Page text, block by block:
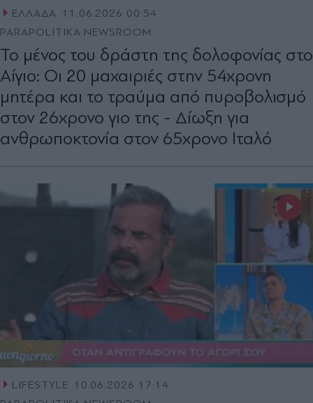
ΕΛΛΑΔΑ
11.06.2026 00:54
PARAPOLITIKA NEWSROOM
Το μένος του δράστη της δολοφονίας στο
Αίγιο: Οι 20 μαχαιριές στην 54χρονη
μητέρα και το τραύμα από πυροβολισμό
στον 26χρονο γιο της - Δίωξη για
ανθρωποκτονία στον 65χρονο Ιταλό
LIFESTYLE 10.06.2026 17:14